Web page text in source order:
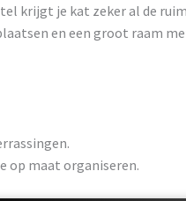
krijgt je kat zeker al de
en een groot raam
op maat organiseren.